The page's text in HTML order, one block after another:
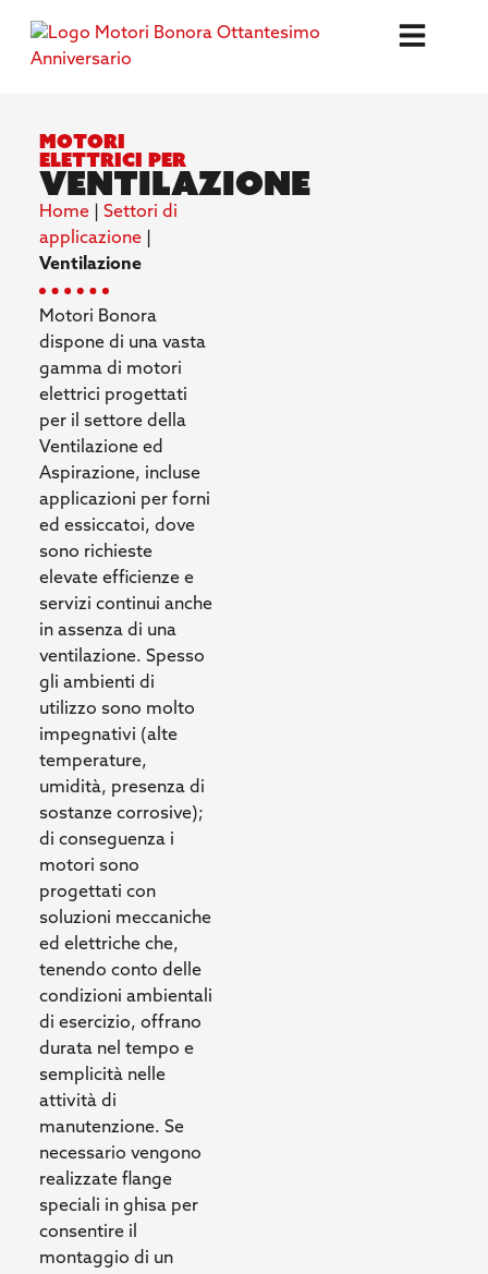
motori
ELettrici per
ventilazione
Home| Settori di
applicazione|
Ventilazione
Motori Bonora
dispone di una vasta
gamma di motori
elettrici progettati
per il settore della
Ventilazione ed
Aspirazione, incluse
applicazioni per forni
ed essiccatoi, dove
sono richieste
elevate efficienze e
servizi continui anche
in assenza di una
ventilazione. Spesso
gli ambienti di
utilizzo sono molto
impegnativi (alte
temperature,
umidità, presenza di
sostanze corrosive);
di conseguenza i
motori sono
progettati con
soluzioni meccaniche
ed elettriche che,
tenendo conto delle
condizioni ambientali
di esercizio, offrano
durata nel tempo e
semplicità nelle
attività di
manutenzione. Se
necessario vengono
realizzate flange
speciali in ghisa per
consentire il
montaggio di un